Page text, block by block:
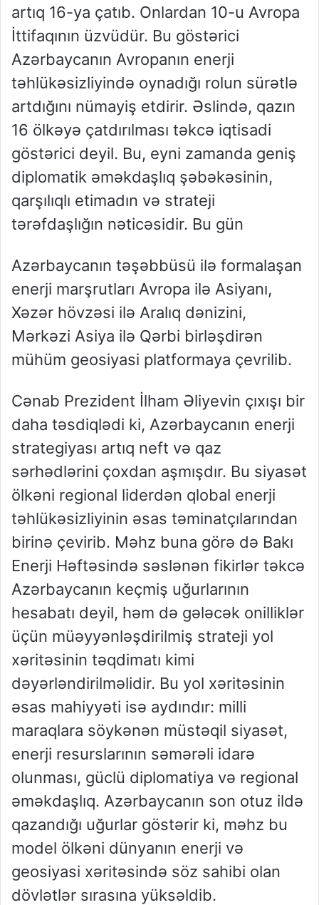
artıq 16-ya çatıb. Onlardan 10-u Avropa
İttifaqının üzvüdür. Bu göstərici
Azərbaycanın Avropanın enerji
təhlükəsizliyində oynadığı rolun sürətlə
artdığını nümayiş etdirir. Əslində, qazın
16 ölkəyə çatdırılması təkcə iqtisadi
göstərici deyil. Bu, eyni zamanda geniş
diplomatik əməkdaşlıq şəbəkəsinin,
qarşılıqlı etimadın və strateji
tərəfdaşlığın nəticəsidir. Bu gün
Azərbaycanın təşəbbüsü ilə formalaşan
enerji marşrutları Avropa ilə Asiyanı,
Xəzər hövzəsi ilə Aralıq dənizini,
Mərkəzi Asiya ilə Qərbi birləşdirən
mühüm geosiyasi platformaya çevrilib.
Cənab Prezident İlham Əliyevin çıxışı bir
daha təsdiqlədi ki, Azərbaycanın enerji
strategiyası artıq neft və qaz
sərhədlərini çoxdan aşmışdır. Bu siyasət
ölkəni regional liderdən qlobal enerji
təhlükəsizliyinin əsas təminatçılarından
birinə çevirib. Məhz buna görə də Bakı
Enerji Həftəsində səslənən fikirlər təkcə
Azərbaycanın keçmiş uğurlarının
hesabatı deyil, həm də gələcək onilliklər
üçün müəyyənləşdirilmiş strateji yol
xəritəsinin təqdimatı kimi
dəyərləndirilməlidir. Bu yol xəritəsinin
əsas mahiyyəti isə aydındır: milli
maraqlara söykənən müstəqil siyasət,
enerji resurslarının səmərəli idarə
olunması, güclü diplomatiya və regional
əməkdaşlıq. Azərbaycanın son otuz ildə
qazandığı uğurlar göstərir ki, məhz bu
model ölkəni dünyanın enerji və
geosiyasi xəritəsində söz sahibi olan
dövlətlər sırasına yüksəldib.